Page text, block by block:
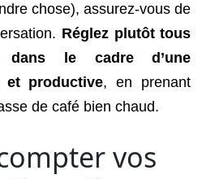
chose), assurez-vous de
Réglez plutôt tous
dans le cadre d’une
et productive, en prenant
de café bien chaud.
vos